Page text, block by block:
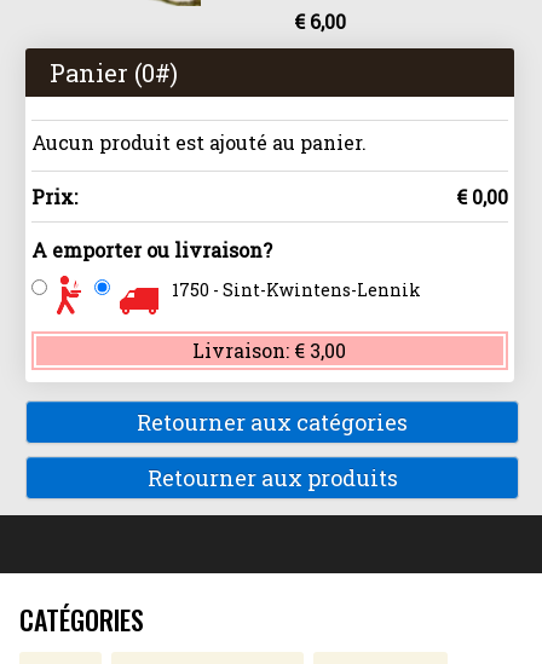
€ 6,00
Panier (0#)
Aucun produit est ajouté au panier.
Prix: € 0,00
A emporter ou livraison?
1750 - Sint-Kwintens-Lennik
Livraison: € 3,00
Retourner aux catégories
Retourner aux produits
CATÉGORIES